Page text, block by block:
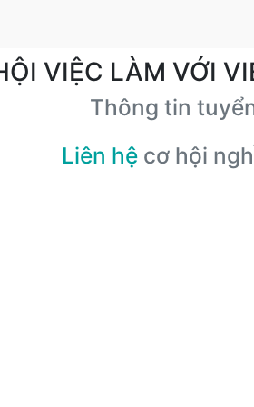
VIỆC LÀM VỚI
Thông tin
Liên hệ cơ hội